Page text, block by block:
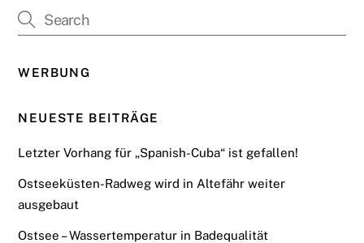
WERBUNG
NEUESTE BEITRÄGE
Letzter Vorhang für „Spanish-Cuba“ ist gefallen!
Ostseeküsten-Radweg wird in Altefähr weiter
ausgebaut
Ostsee – Wassertemperatur in Badequalität